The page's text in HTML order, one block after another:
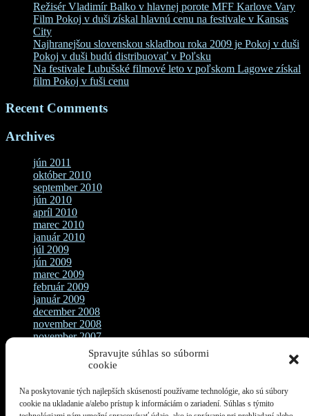
Spravujte súhlas so súbormi
cookie
Na poskytovanie tých najlepších skúseností používame technológie, ako sú súbory
cookie na ukladanie a/alebo prístup k informáciám o zariadení. Súhlas s týmito
Režisér Vladimír Balko v hlavnej porote MFF Karlove Vary
Film Pokoj v duši získal hlavnú cenu na festivale v Kansas
City
Najhranejšou slovenskou skladbou roka 2009 je Pokoj v duši
Pokoj v duši budú distribuovať v Poľsku
Na festivale Lubušské filmové leto v poľskom Lagowe získal
film Pokoj v fuši cenu
Recent Comments
Archives
jún 2011
október 2010
september 2010
jún 2010
apríl 2010
marec 2010
január 2010
júl 2009
jún 2009
marec 2009
február 2009
január 2009
december 2008
november 2008
november 2007
september 2007
Categories